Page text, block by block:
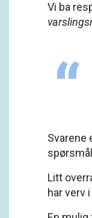
Vi ba
Svarene
Litt
har verv